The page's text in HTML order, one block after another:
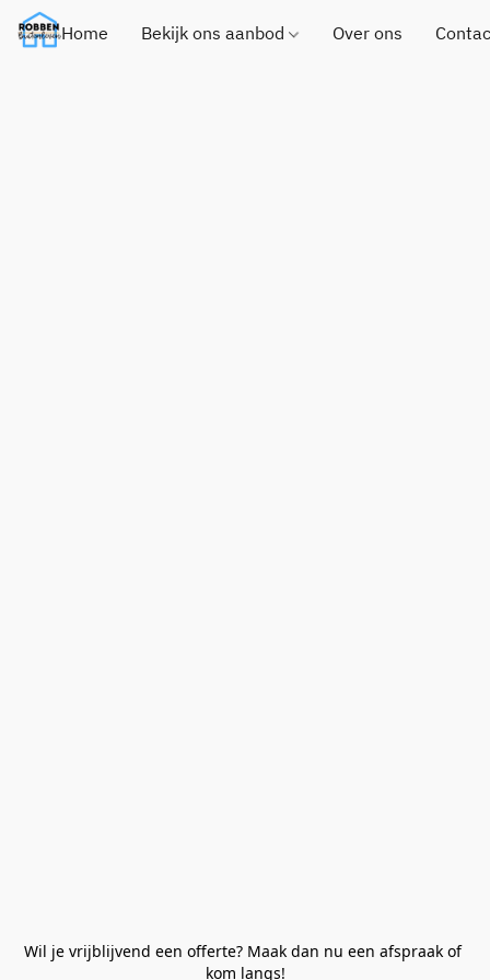
Home Bekijk ons aanbod Over ons
Wil je vrijblijvend een offerte? Maak dan nu een afspraak of
kom langs!